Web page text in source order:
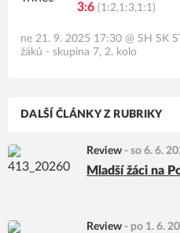
3:6 (1:2,1:3,1:1)
ne 21. 9. 2025 17:30 @ SH SK
žáků - skupina 7, 2. kolo
DALŠÍ ČLÁNKY Z RUBRIKY
Review - so 6. 6.
Mladší žáci na
Review - po 1. 6.